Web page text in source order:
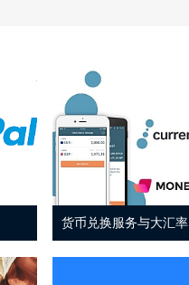
货币兑换服务与大汇率